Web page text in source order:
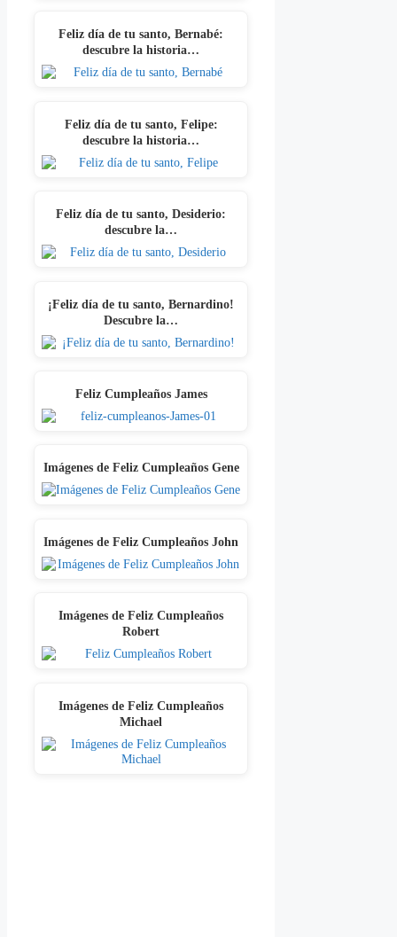
Feliz día de tu santo, Bernabé:
descubre la historia…
Feliz día de tu santo, Felipe:
descubre la historia…
Feliz día de tu santo, Desiderio:
descubre la…
¡Feliz día de tu santo, Bernardino!
Descubre la…
Feliz Cumpleaños James
Imágenes de Feliz Cumpleaños Gene
Imágenes de Feliz Cumpleaños John
Imágenes de Feliz Cumpleaños
Robert
Imágenes de Feliz Cumpleaños
Michael